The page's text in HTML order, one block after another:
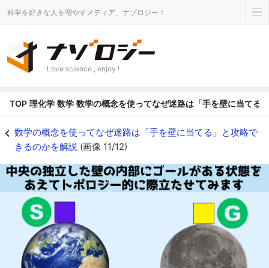
科学を好きな人を増やすメディア、ナゾロジー！
Love science , enjoy !
TOP 理化学 数学 数学の概念を使ってなぜ迷路は「手を壁に当てる
数学の概念を使ってなぜ迷路は「手を壁に当てる」と攻略で
きるのかを解説 (画像 11/12)